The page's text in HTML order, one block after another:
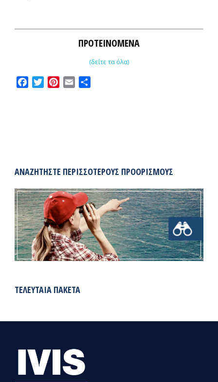
ΠΡΟΤΕΙΝΟΜΕΝΑ
(δείτε τα όλα)
FacebookTwitterPinterest
Email
ΑΝΑΖΗΤΉΣΤΕ ΠΕΡΙΣΣΌΤΕΡΟΥΣ ΠΡΟΟΡΙΣΜΟΎΣ
ΤΕΛΕΥΤΑΊΑ ΠΑΚΈΤΑ